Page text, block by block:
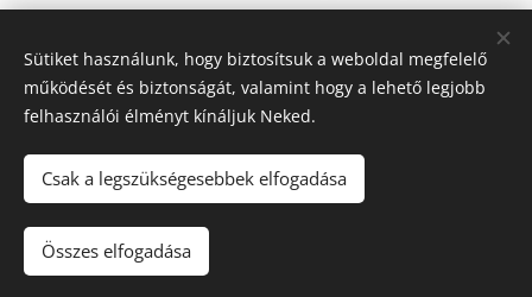
Share
Sütiket használunk, hogy biztosítsuk a weboldal megfelelő
működését és biztonságát, valamint hogy a lehető legjobb
felhasználói élményt kínáljuk Neked.
Csak a legszükségesebbek elfogadása
Összes elfogadása